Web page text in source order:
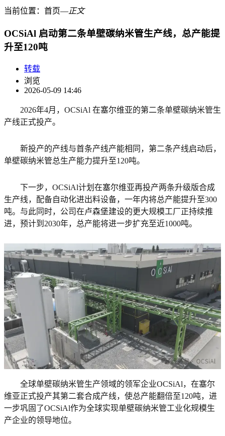
当前位置： 首页―正文
OCSiAl 启动第二条单壁碳纳米管生产线，总产能提
升至120吨
转载
浏览
2026-05-09 14:46
2026年4月，OCSiAl 在塞尔维亚的第二条单壁碳纳米管生
产线正式投产。
新投产的产线与首条产线产能相同，第二条产线启动后，
单壁碳纳米管总生产能力提升至120吨。
下一步，OCSiAl计划在塞尔维亚再投产两条升级版合成
生产线，配备自动化进出料设备，一年内将总产能提升至300
吨。与此同时，公司在卢森堡建设的更大规模工厂正持续推
进，预计到2030年，总产能将进一步扩充至近1000吨。
全球单壁碳纳米管生产领域的领军企业OCSiAl，在塞尔
维亚正式投产其第二套合成产线，使总产能翻倍至120吨，进
一步巩固了OCSiAl作为全球实现单壁碳纳米管工业化规模生
产企业的领导地位。